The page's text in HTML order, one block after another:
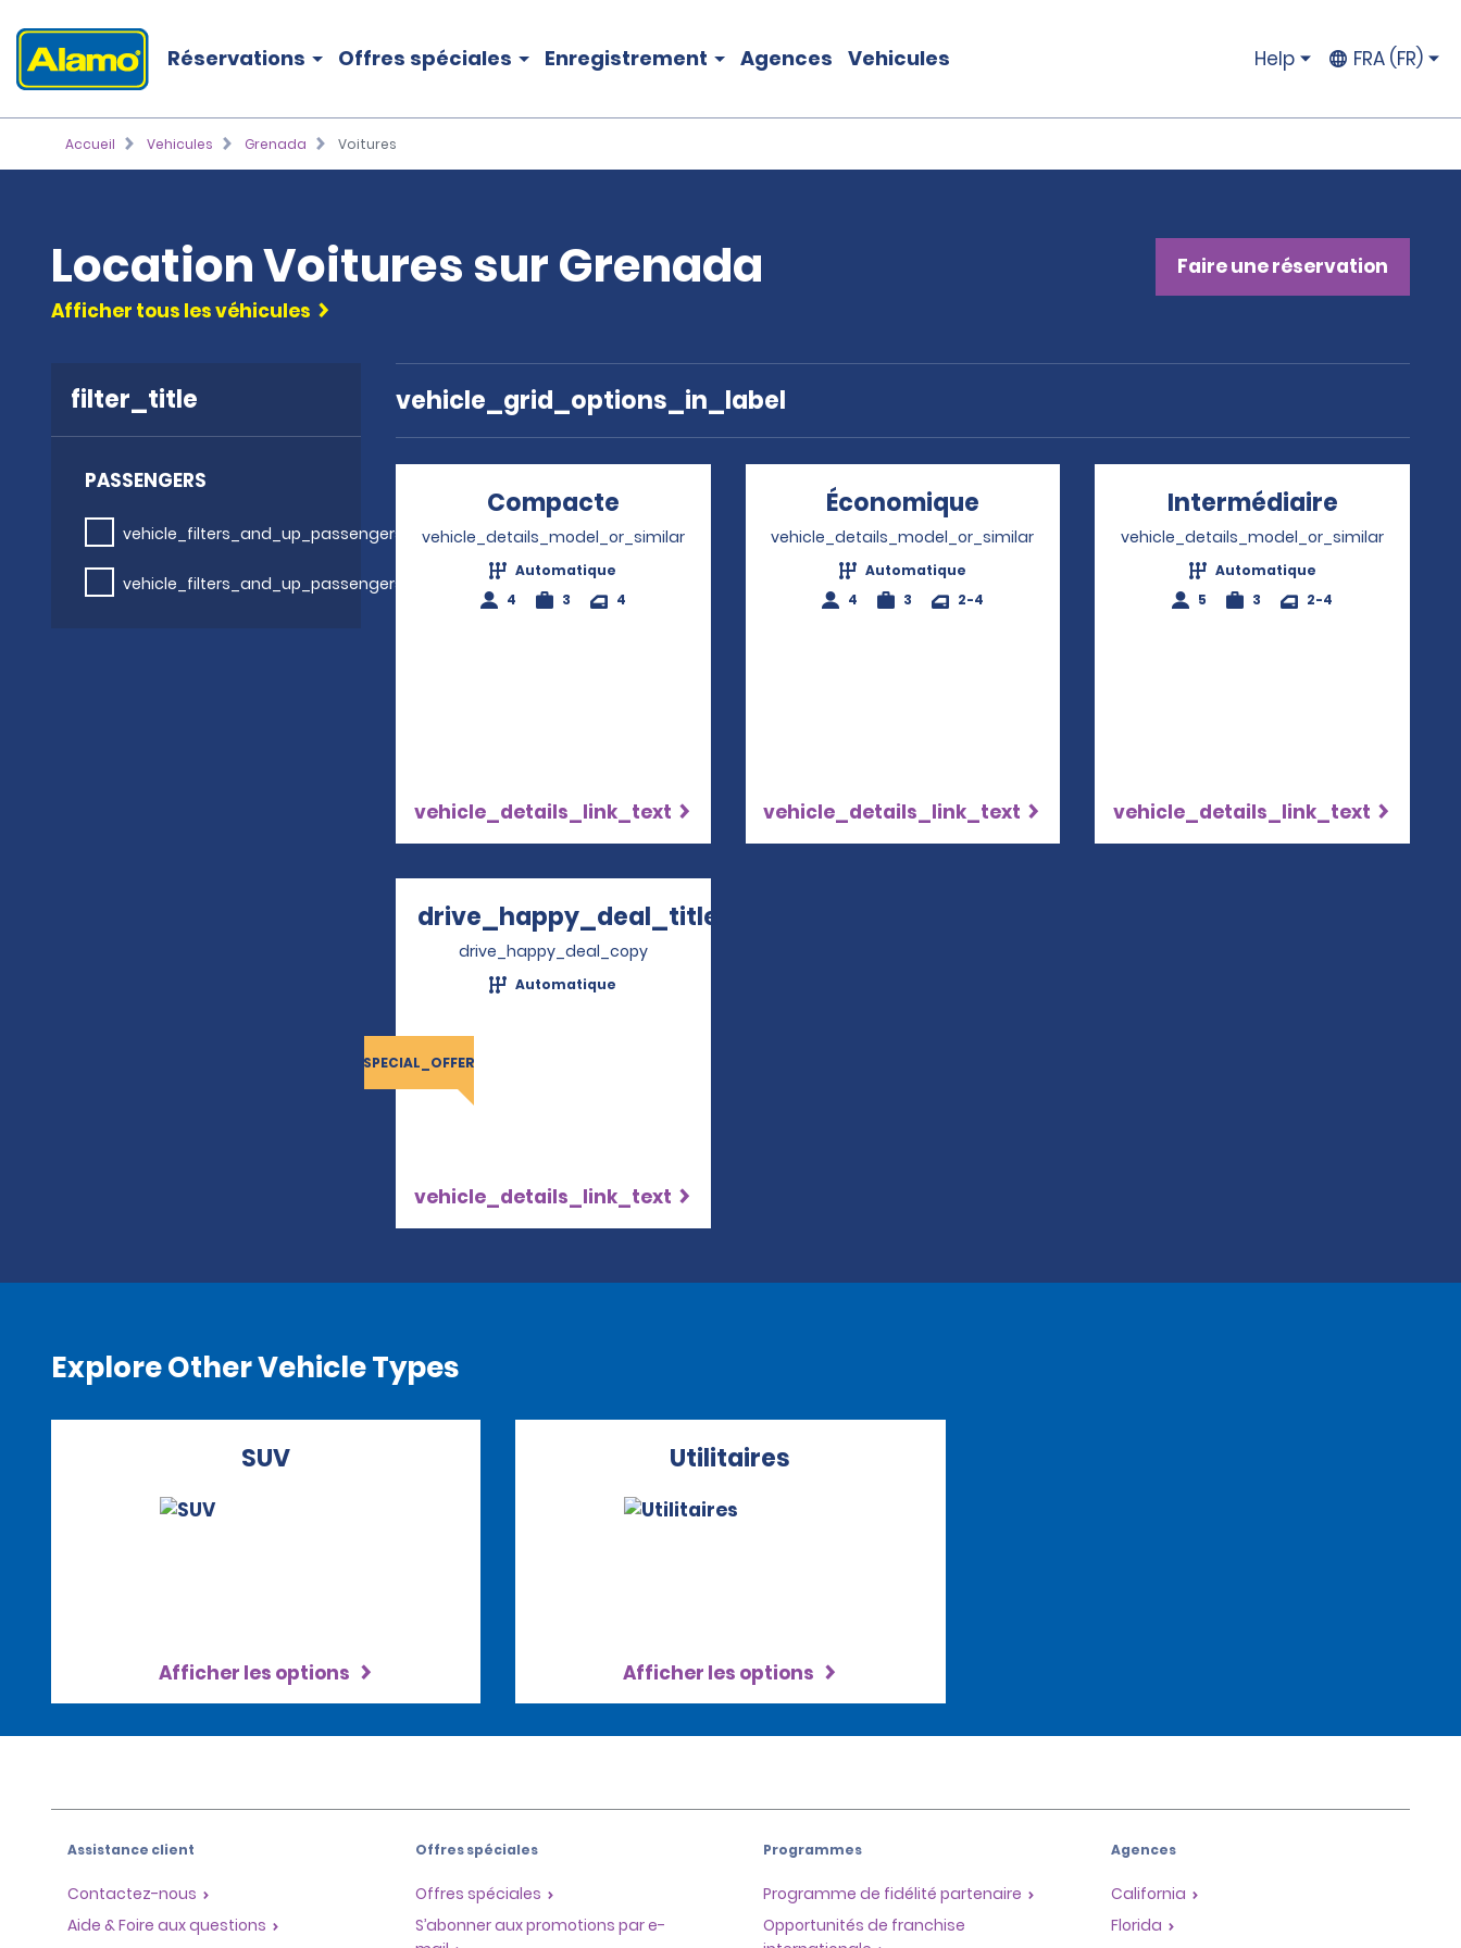
Réservations Offres spéciales Enregistrement Agences Vehicules Help FRA (FR)
Accueil Vehicules Grenada Voitures
Location Voitures sur Grenada
Faire une réservation
Afficher tous les véhicules
filter_title
PASSENGERS
vehicle_filters_and_up_passengers
vehicle_filters_and_up_passengers
vehicle_grid_options_in_label
Compacte Opens in a new window
vehicle_details_model_or_similar
Automatique
4
3 4
vehicle_details_link_text
Économique Opens in a new window
vehicle_details_model_or_similar
Automatique
4
3 2-4
vehicle_details_link_text
Intermédiaire
vehicle_details_model_or_similar
Automatique
5
3 2-4
vehicle_details_link_text
drive_happy_deal_title
Opens in a new window
drive_happy_deal_copy
Automatique
SPECIAL_OFFER
vehicle_details_link_text
Explore Other Vehicle Types
SUV
Afficher les options
Utilitaires
Afficher les options
Assistance client
Contactez-nous
Aide & Foire aux questions
Offres spéciales
Offres spéciales
S’abonner aux promotions par e-
Programmes
Programme de fidélité partenaire
Opportunités de franchise
Agences
California
Florida